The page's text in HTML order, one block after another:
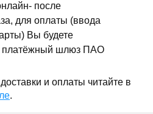
после
для оплаты (ввода
Вы будете
платёжный шлюз ПАО
и оплаты читайте в
.